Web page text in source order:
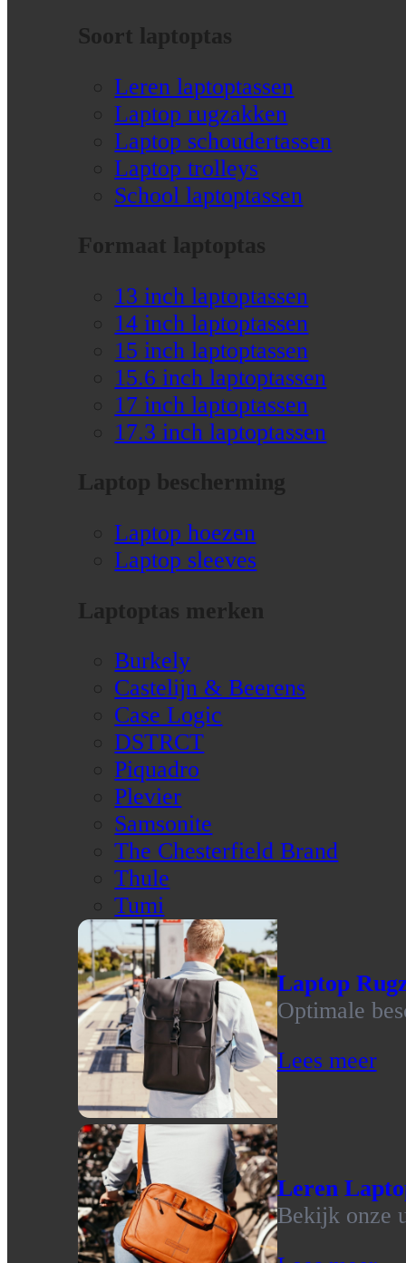
Soort laptoptas
Leren laptoptassen
Laptop rugzakken
Laptop schoudertassen
Laptop trolleys
School laptoptassen
Formaat laptoptas
13 inch laptoptassen
14 inch laptoptassen
15 inch laptoptassen
15.6 inch laptoptassen
17 inch laptoptassen
17.3 inch laptoptassen
Laptop bescherming
Laptop hoezen
Laptop sleeves
Laptoptas merken
Burkely
Castelijn & Beerens
Case Logic
DSTRCT
Piquadro
Plevier
Samsonite
The Chesterfield Brand
Thule
Tumi
Laptop
Optimale
Lees meer
Leren
Bekijk onze